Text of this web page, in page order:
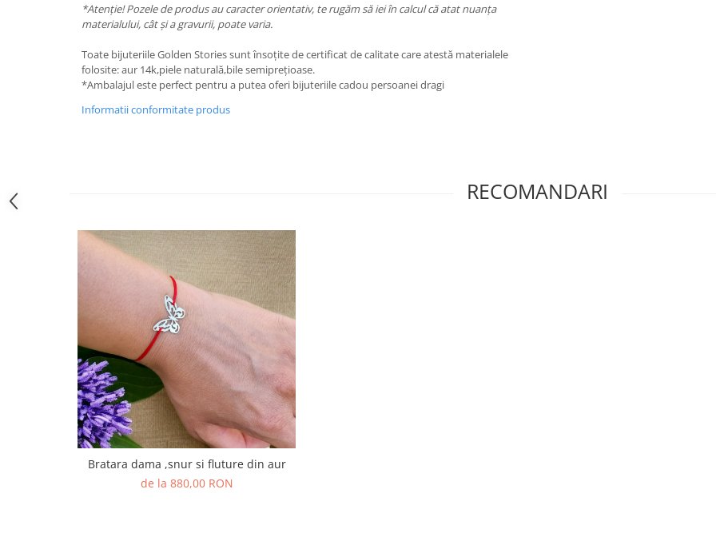
*Atenție! Pozele de produs au caracter orientativ, te rugăm să iei în calcul că atat nuanța
materialului, cât și a gravurii, poate varia.
Toate bijuteriile Golden Stories sunt însoțite de certificat de calitate care atestă materialele
folosite: aur 14k,piele naturală,bile semiprețioase.
*Ambalajul este perfect pentru a putea oferi bijuteriile cadou persoanei dragi
Informatii conformitate produs
RECOMANDARI
Bratara dama ,snur si fluture din aur
de la 880,00 RON